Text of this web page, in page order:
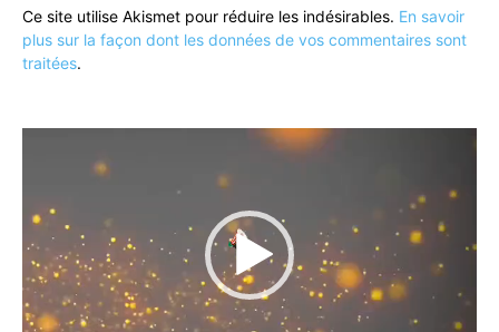
Ce site utilise Akismet pour réduire les indésirables. En savoir
plus sur la façon dont les données de vos commentaires sont
traitées.